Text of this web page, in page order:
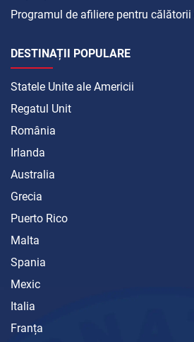
Programul de afiliere pentru călătorii
DESTINAȚII POPULARE
Statele Unite ale Americii
Regatul Unit
România
Irlanda
Australia
Grecia
Puerto Rico
Malta
Spania
Mexic
Italia
Franța